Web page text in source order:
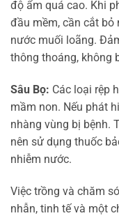
độ ẩm quá cao. Khi
đầu mềm, cần cắt bỏ
nước muối loãng.
thông thoáng, không
Sâu Bọ: Các loại rệp
mầm non. Nếu phát
nhàng vùng bị bệnh.
nên sử dụng thuốc
nhiễm nước.
Việc trồng và chăm
nhẫn, tinh tế và một